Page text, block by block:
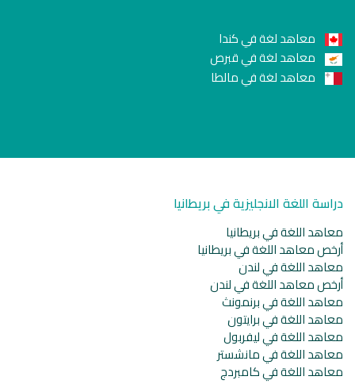
معاهد لغة في كندا
معاهد لغة في قبرص
معاهد لغة في مالطا
دراسة اللغة الانجليزية في بريطانيا
معاهد اللغة في بريطانيا
أرخص معاهد اللغة في بريطانيا
معاهد اللغة في لندن
أرخص معاهد اللغة في لندن
معاهد اللغة في برنمونث
معاهد اللغة في برايتون
معاهد اللغة في ليفربول
معاهد اللغة في مانشستر
معاهد اللغة في كامبردج